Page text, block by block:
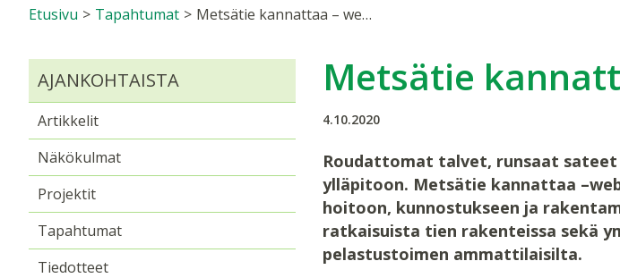
Etusivu > Tapahtumat > Metsätie kannattaa – webinaari
Metsätie
4.10.2020
Roudattomat talvet, runsaat
ylläpitoon. Metsätie kannattaa
hoitoon, kunnostukseen ja
ratkaisuista tien rakenteissa sekä
pelastustoimen ammattilaisilta.
AJANKOHTAISTA
Artikkelit
Näkökulmat
Projektit
Tapahtumat
Tiedotteet